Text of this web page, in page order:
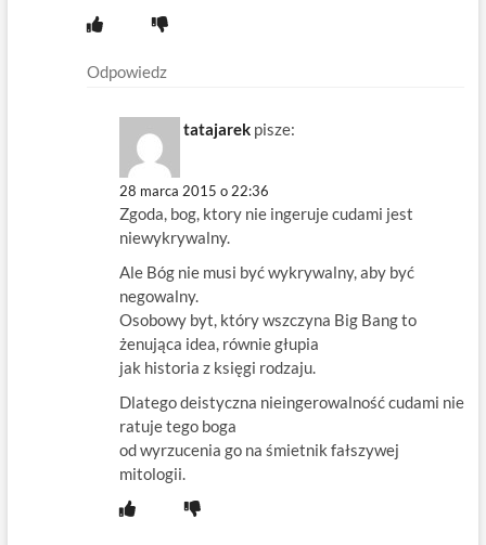
Odpowiedz
tatajarek pisze:
28 marca 2015 o 22:36
Zgoda, bog, ktory nie ingeruje cudami jest
niewykrywalny.
Ale Bóg nie musi być wykrywalny, aby być
negowalny.
Osobowy byt, który wszczyna Big Bang to
żenująca idea, równie głupia
jak historia z księgi rodzaju.
Dlatego deistyczna nieingerowalność cudami nie
ratuje tego boga
od wyrzucenia go na śmietnik fałszywej
mitologii.